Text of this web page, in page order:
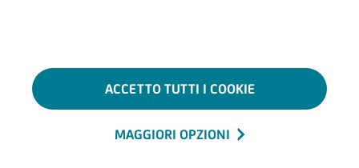
ACCETTO TUTTI I COOKIE
MAGGIORI OPZIONI